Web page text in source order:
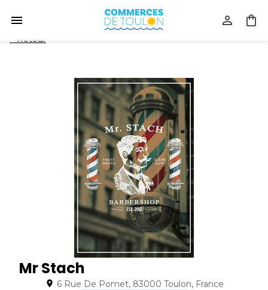
Retour
Mr Stach
6 Rue De Pomet, 83000 Toulon, France